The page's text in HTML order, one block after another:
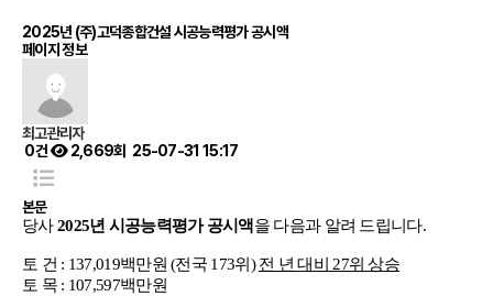
2025년 (주)고덕종합건설 시공능력평가 공시액
페이지 정보
최고관리자
0건
2,669회 25-07-31 15:17
본문
당사2025년 시공능력평가 공시액을 다음과 알려 드립니다.
토 건 : 137,019백만원 (전국 173위)전 년 대비 27위 상승
토 목 : 107,597백만원